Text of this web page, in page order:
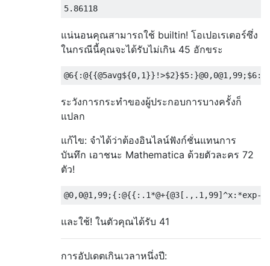
แน่นอนคุณสามารถใช้ builtin! โอเปอเรเตอร์ซึ่ง
ในกรณีนี้คุณจะได้รับไม่เกิน 45 อักขระ
ระวังการกระทำของผู้ประกอบการบางครั้งก็
แปลก
แก้ไข: จำได้ว่าต้องอินไลน์ฟังก์ชั่นแทนการ
บันทึก เอาชนะ Mathematica ด้วยตัวละคร 72
ตัว!
และใช้! ในตัวคุณได้รับ 41
การอัปเดตเกินเวลาหนึ่งปี: